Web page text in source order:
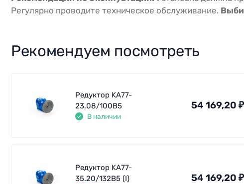
Регулярно проводите техническое обслуживание.
Рекомендуем посмотреть
Редуктор KA77-
23.08/100В5
В наличии
54 169,20 ₽
Редуктор KA77-
35.20/132В5 (I)
54 169,20 ₽